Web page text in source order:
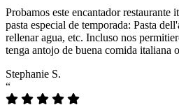
Probamos este encantador
pasta especial de temporada: Pasta
rellenar agua, etc. Incluso nos
tenga antojo de buena comida italiana
Stephanie S.
“